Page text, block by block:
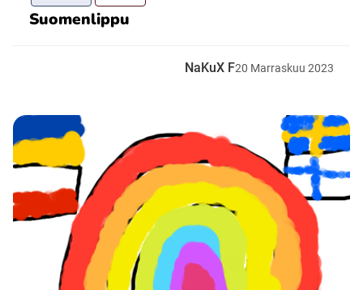
Suomenlippu
NaKuX F20 Marraskuu 2023